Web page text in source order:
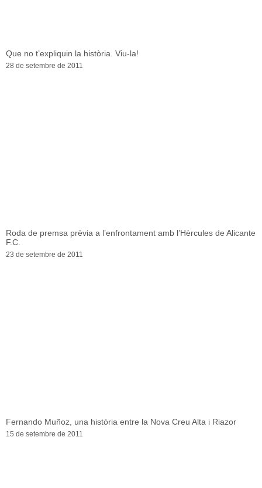
Que no t’expliquin la història. Viu-la!
28 de setembre de 2011
Roda de premsa prèvia a l’enfrontament amb l’Hèrcules de Alicante
F.C.
23 de setembre de 2011
Fernando Muñoz, una història entre la Nova Creu Alta i Riazor
15 de setembre de 2011